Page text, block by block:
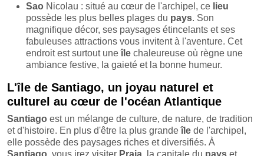
Sao Nicolau : situé au cœur de l'archipel, ce lieu
possède les plus belles plages du pays. Son
magnifique décor, ses paysages étincelants et ses
fabuleuses attractions vous invitent à l'aventure. Cet
endroit est surtout uneîle chaleureuse où règne une
ambiance festive, la gaieté et la bonne humeur.
L'île de Santiago, un joyau naturel et
culturel au cœur de l'océan Atlantique
Santiago est un mélange de culture, de nature, de tradition
et d'histoire. En plus d'être la plus grandeîle de l'archipel,
elle possède des paysages riches et diversifiés. À
Santiago, vous irez visiter Praia, la capitale du pays et